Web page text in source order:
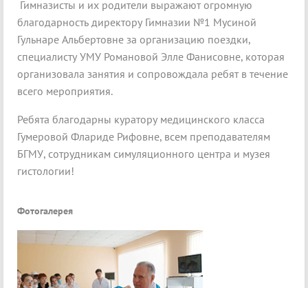
Гимназисты и их родители выражают огромную
благодарность директору Гимназии №1 Мусиной
Гульнаре Альбертовне за организацию поездки,
специалисту УМУ Романовой Элле Фанисовне, которая
организовала занятия и сопровождала ребят в течение
всего мероприятия.
Ребята благодарны куратору медицинского класса
Гумеровой Флариде Рифовне, всем преподавателям
БГМУ, сотрудникам симуляционного центра и музея
гистологии!
Фотогалерея